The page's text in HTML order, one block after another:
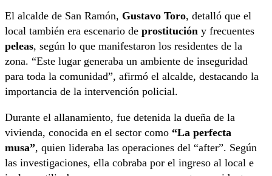
El alcalde de San Ramón, Gustavo Toro, detalló que el
local también era escenario de prostitución y frecuentes
peleas, según lo que manifestaron los residentes de la
zona. “Este lugar generaba un ambiente de inseguridad
para toda la comunidad”, afirmó el alcalde, destacando la
importancia de la intervención policial.
Durante el allanamiento, fue detenida la dueña de la
vivienda, conocida en el sector como “La perfecta
musa”, quien lideraba las operaciones del “after”. Según
las investigaciones, ella cobraba por el ingreso al local e